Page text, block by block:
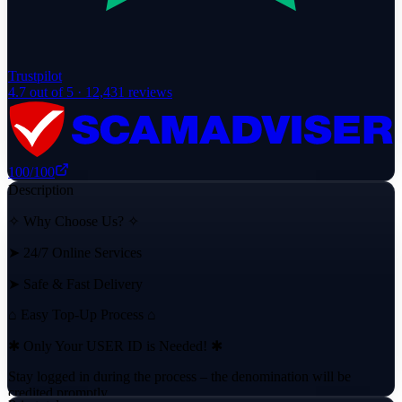
Trustpilot
4.7 out of 5 · 12,431 reviews
100/100
Description
✧ Why Choose Us? ✧
➤ 24/7 Online Services
➤ Safe & Fast Delivery
⌂ Easy Top-Up Process ⌂
✱ Only Your USER ID is Needed! ✱
Stay logged in during the process – the denomination will be
credited promptly.